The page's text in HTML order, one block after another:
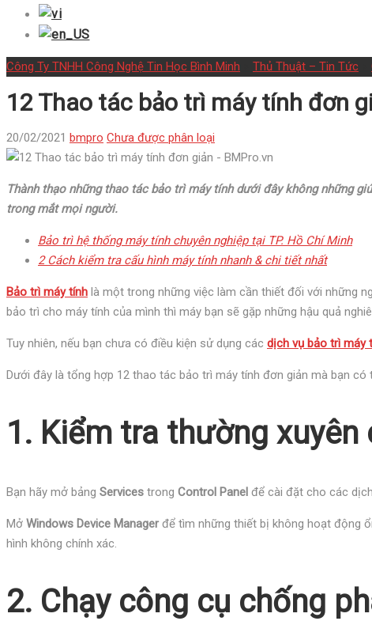
Công Ty TNHH Công Nghệ Tin Học Bình Minh Thủ Thuật – Tin Tức
12 Thao tác bảo trì máy tính đơn
20/02/2021 bmpro Chưa được phân loại
Thành thạo những thao tác bảo trì máy tính dưới đây không những
trong mắt mọi người.
Bảo trì hệ thống máy tính chuyên nghiệp tại TP. Hồ Chí Minh
2 Cách kiểm tra cấu hình máy tính nhanh & chi tiết nhất
Bảo trì máy tính là một trong những việc làm cần thiết đối với những
bảo trì cho máy tính của mình thì máy bạn sẽ gặp những hậu quả
Tuy nhiên, nếu bạn chưa có điều kiện sử dụng các dịch vụ bảo trì máy
Dưới đây là tổng hợp 12 thao tác bảo trì máy tính đơn giản mà bạn
1. Kiểm tra thường xuyên
Bạn hãy mở bảng Services trong Control Panel để cài đặt cho các
Mở Windows Device Managerđể tìm những thiết bị không hoạt động
hình không chính xác.
2. Chạy công cụ chống